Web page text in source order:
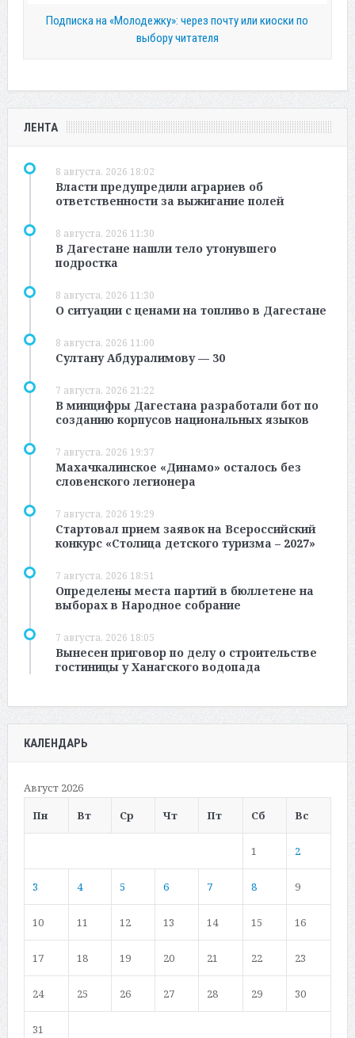
Подписка на «Молодежку»: через почту или киоски по
выбору читателя
ЛЕНТА
8 августа, 2026 18:02
Власти предупредили аграриев об
ответственности за выжигание полей
8 августа, 2026 11:30
В Дагестане нашли тело утонувшего
подростка
8 августа, 2026 11:30
О ситуации с ценами на топливо в Дагестане
8 августа, 2026 11:00
Султану Абдуралимову — 30
7 августа, 2026 21:22
В минцифры Дагестана разработали бот по
созданию корпусов национальных языков
7 августа, 2026 19:37
Махачкалинское «Динамо» осталось без
словенского легионера
7 августа, 2026 19:29
Стартовал прием заявок на Всероссийский
конкурс «Столица детского туризма – 2027»
7 августа, 2026 18:51
Определены места партий в бюллетене на
выборах в Народное собрание
7 августа, 2026 18:05
Вынесен приговор по делу о строительстве
гостиницы у Ханагского водопада
КАЛЕНДАРЬ
Август 2026
Пн
Вт Ср Чт Пт Сб Вс
1 2
3 4 5 6 7 8 9
10 11 12 13 14 15 16
17 18 19 20 21 22 23
24 25 26 27 28 29 30
31